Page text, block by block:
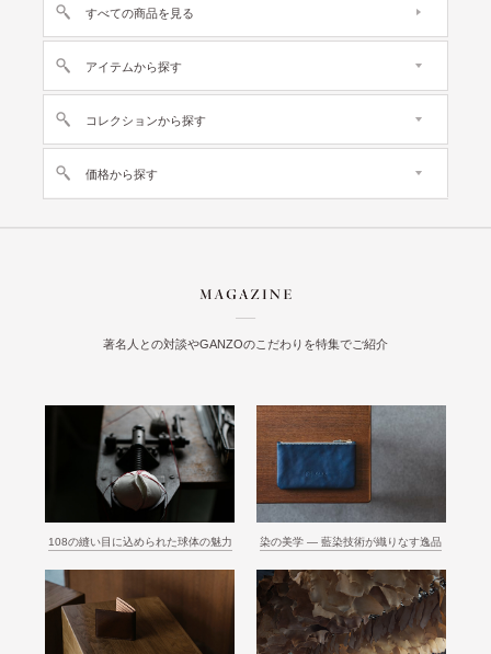
すべての商品を見る
アイテムから探す
コレクションから探す
価格から探す
著名人との対談やGANZOのこだわりを特集でご紹介
108の縫い目に込められた球体の魅力 染の美学 ― 藍染技術が織りなす逸品